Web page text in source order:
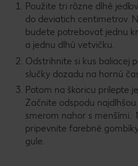
Použite tri rôzne dlhé
do deviatich centimetrov.
budete potrebovať jednu
a jednu dlhú vetvičku.
Odstrihnite si kus baliacej
slučky dozadu na hornú
Potom na škoricu prilepte
Začnite odspodu
smerom nahor s menšími.
pripevnite farebné
gule.